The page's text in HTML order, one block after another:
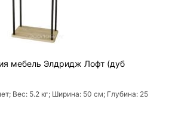
мебель Элдридж Лофт (дуб
Вес: 5.2 кг; Ширина: 50 см; Глубина: 25